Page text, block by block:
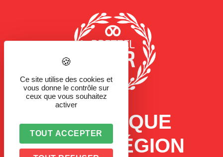
LA MARQUE
D'UNE RÉGION
Ce site utilise des cookies et
vous donne le contrôle sur
ceux que vous souhaitez
activer
TOUT ACCEPTER